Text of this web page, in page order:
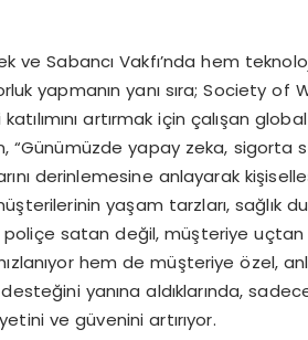
ve Sabancı Vakfı’nda hem
yapmanın yanı sıra; Society of
artırmak için çalışan
“Günümüzde yapay zeka,
derinlemesine anlayarak
yaşam tarzları, sağlık
satan değil, müşteriye
hem de müşteriye özel,
yanına aldıklarında,
ve güvenini artırıyor.